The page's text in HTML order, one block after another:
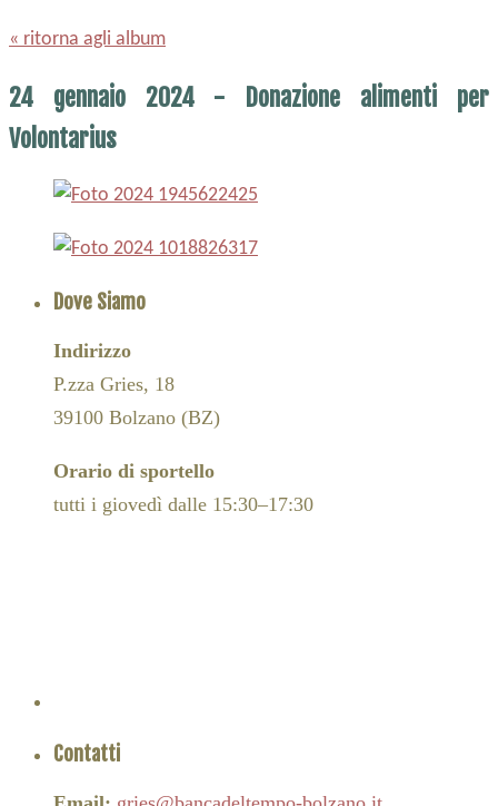
« ritorna agli album
24 gennaio 2024 - Donazione alimenti per
Volontarius
Dove Siamo
Indirizzo
P.zza Gries, 18
39100 Bolzano (BZ)
Orario di sportello
tutti i giovedì dalle 15:30–17:30
Contatti